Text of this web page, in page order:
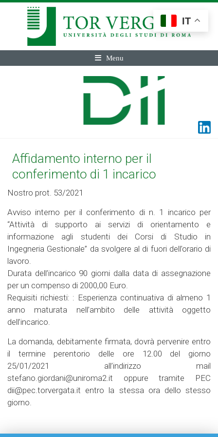
Menu
Affidamento interno per il
conferimento di 1 incarico
Nostro prot. 53/2021
Avviso interno per il conferimento di n. 1 incarico per
“Attività di supporto ai servizi di orientamento e
informazione agli studenti dei Corsi di Studio in
Ingegneria Gestionale” da svolgere al di fuori dell’orario di
lavoro.
Durata dell’incarico 90 giorni dalla data di assegnazione
per un compenso di 2000,00 Euro.
Requisiti richiesti: : Esperienza continuativa di almeno 1
anno maturata nell’ambito delle attività oggetto
dell’incarico.
La domanda, debitamente firmata, dovrà pervenire entro
il termine perentorio delle ore 12.00 del giorno
25/01/2021 all’indirizzo mail
stefano.giordani@uniroma2.it oppure tramite PEC
dii@pec.torvergata.it entro la stessa ora dello stesso
giorno.
IT